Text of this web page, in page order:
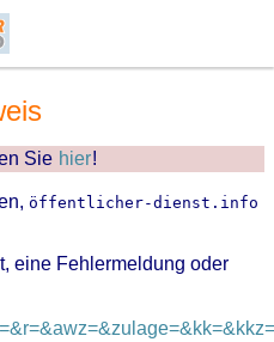
Sie hier!
öffentlicher-dienst.info
eine Fehlermeldung oder